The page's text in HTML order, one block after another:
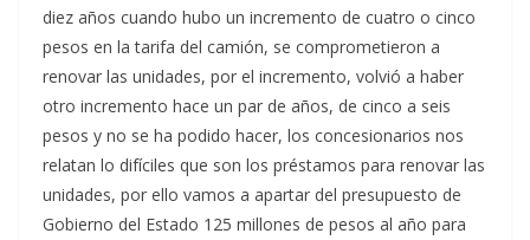
diez años cuando hubo un incremento de cuatro o cinco
pesos en la tarifa del camión, se comprometieron a
renovar las unidades, por el incremento, volvió a haber
otro incremento hace un par de años, de cinco a seis
pesos y no se ha podido hacer, los concesionarios nos
relatan lo difíciles que son los préstamos para renovar las
unidades, por ello vamos a apartar del presupuesto de
Gobierno del Estado 125 millones de pesos al año para